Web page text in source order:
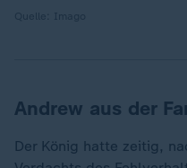
Andrew aus der
Der König hatte zeitig,